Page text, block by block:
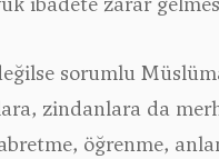
sorumlu
zindanlara da
öğrenme,